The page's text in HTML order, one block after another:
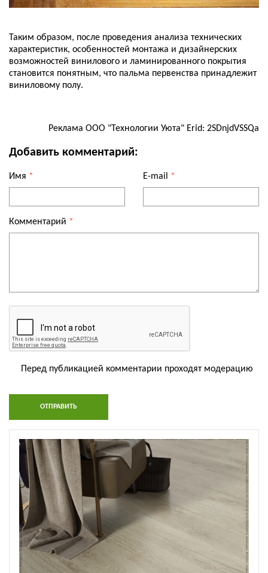
Таким образом, после проведения анализа технических
характеристик, особенностей монтажа и дизайнерских
возможностей винилового и ламинированного покрытия
становится понятным, что пальма первенства принадлежит
виниловому полу.
Реклама ООО "Технологии Уюта" Erid: 2SDnjdVSSQa
Добавить комментарий:
Имя * E-mail *
Комментарий *
Перед публикацией комментарии проходят модерацию
ОТПРАВИТЬ